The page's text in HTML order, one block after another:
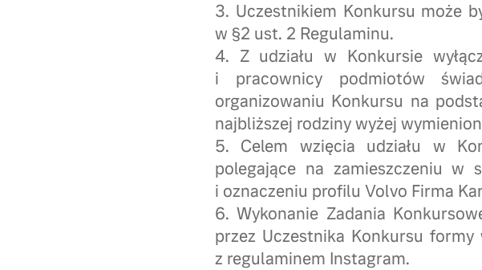
3. Uczestnikiem Konkursu może
w §2 ust. 2 Regulaminu.
4. Z udziału w Konkursie
i pracownicy podmiotów
organizowaniu Konkursu na
najbliższej rodziny wyżej
5. Celem wzięcia udziału w
polegające na zamieszczeniu w
i oznaczeniu profilu Volvo Firma
6. Wykonanie Zadania
przez Uczestnika Konkursu
z regulaminem Instagram.